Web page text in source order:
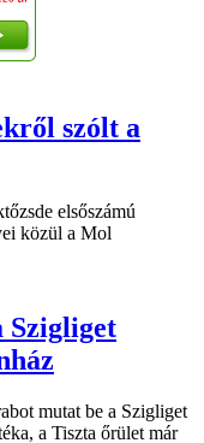
szólt a
elsőszámú
közül a Mol
Szigliget
mutat be a Szigliget
a Tiszta őrület már